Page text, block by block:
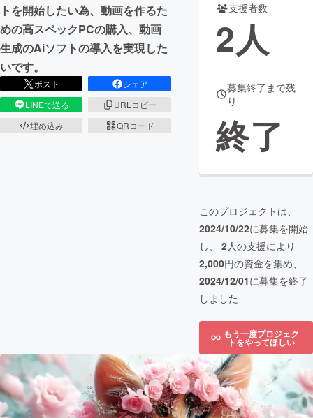
CAMPFIRE for Social Good
CAMPFIRE Creation
CAMPFIREふるさと納税
コミュニティ
トを開始したい為、動画を作るた
めの高スペックPCの購入、動画
生成のAiソフトの導入を実現した
いです。
ポスト
シェア
LINEで送る
URLコピー
埋め込み
QRコード
支援者数
2人
募集終了まで残
り
終了
このプロジェクトは、
2024/10/22に募集を開始
し、 2人の支援により
2,000円の資金を集め、
2024/12/01に募集を終了
しました
もう一度プロジェク
トをやってほしい